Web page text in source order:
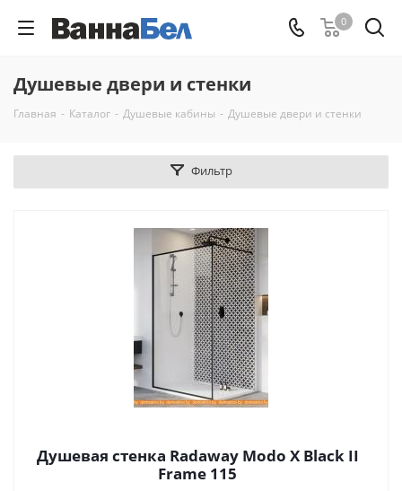
0
Душевые двери и стенки
Главная - Каталог - Душевые кабины - Душевые двери и стенки
Фильтр
Душевая стенка Radaway Modo X Black II
Frame 115